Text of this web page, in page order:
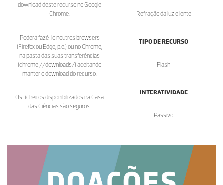
download deste recurso no Google
Chrome.
Poderá fazê-lo noutros browsers
(Firefox ou Edge, p.e.) ou no Chrome,
na pasta das suas transferências
(chrome://downloads/) aceitando
manter o download do recurso.
Os ficheiros disponibilizados na Casa
das Ciências são seguros.
Refração da luz e lente
TIPO DE RECURSO
Flash
INTERATIVIDADE
Passivo